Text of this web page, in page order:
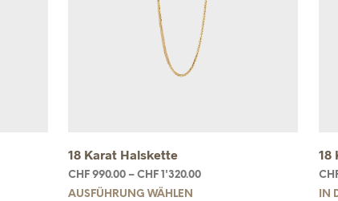
18 Karat Halskette
CHF 990.00 –CHF 1'320.00
AUSFÜHRUNG WÄHLEN
18
IN